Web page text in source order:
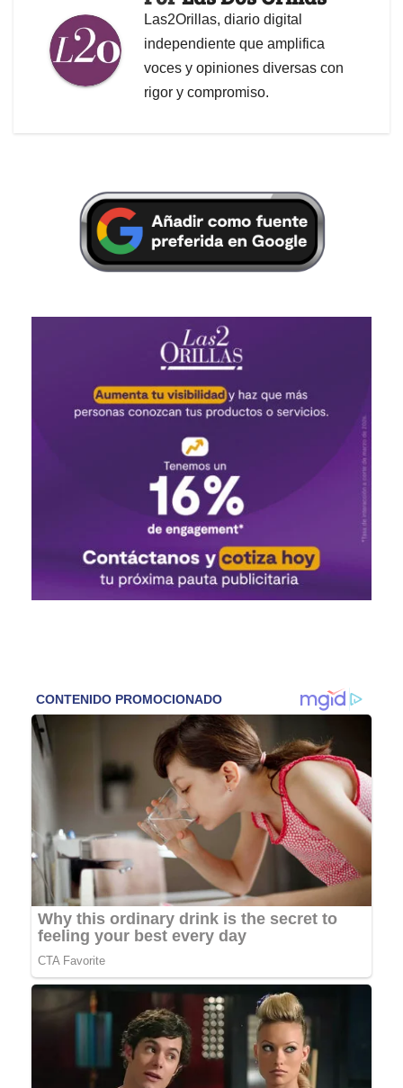
Las2Orillas, diario digital
independiente que amplifica
voces y opiniones diversas con
rigor y compromiso.